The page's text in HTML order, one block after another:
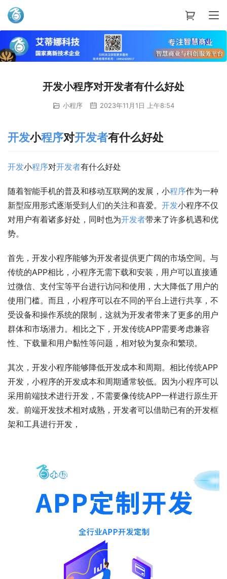
艾蒂娜科技
开发小程序对开发者有什么好处
小程序 2023年11月1日 上午8:54
开发小程序对开发者有什么好处
开发小程序对开发者有什么好处
随着智能手机的普及和移动互联网的发展，小程序作为一种
新型应用形式逐渐受到人们的关注和喜爱。 开发小程序不仅
对用户有着诸多好处，同时也为开发者带来了许多机遇和优
势。
首先，开发小程序能够为开发者提供更广阔的市场空间。与
传统的APP相比，小程序无需下载和安装，用户可以直接通
过微信、支付宝等平台进行访问和使用，大大降低了用户的
使用门槛。而且，小程序可以在不同的平台上进行共享，不
受设备和操作系统的限制，这就为开发者带来了更多的用户
群体和市场潜力。相比之下，开发传统APP需要考虑兼容
性、下载量和用户黏性等问题，相对较为复杂和繁琐。
其次，开发小程序能够降低开发成本和周期。相比传统APP
开发，小程序的开发成本和周期通常较低。因为小程序可以
采用前端技术进行开发，不需要像传统APP一样进行原生开
发。前端开发技术相对成熟，开发者可以借助已有的开发框
架和工具进行开发，